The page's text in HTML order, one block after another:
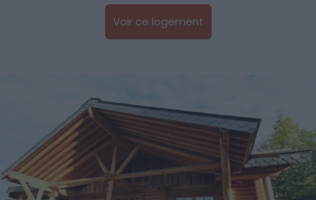
Voir ce logement